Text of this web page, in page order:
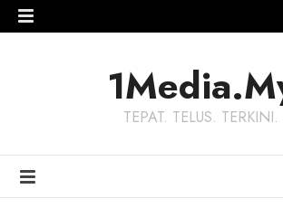
TEPAT. TELUS. TERKINI.